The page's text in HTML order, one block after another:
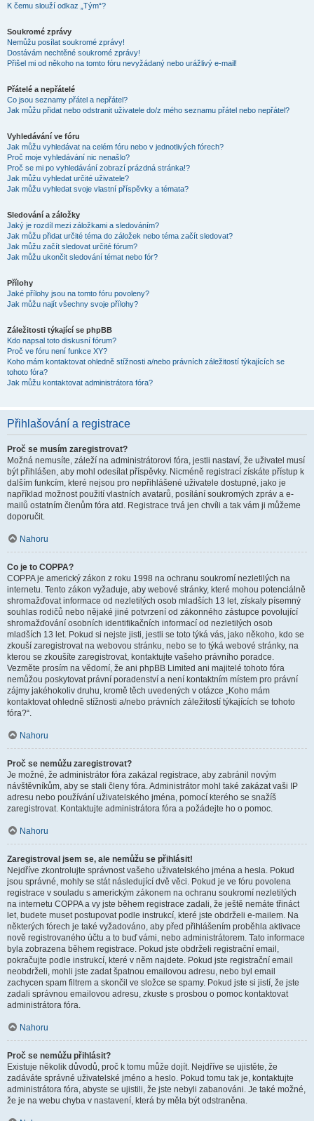
K čemu slouží odkaz „Tým“?
Soukromé zprávy
Nemůžu posílat soukromé zprávy!
Dostávám nechtěné soukromé zprávy!
Přišel mi od někoho na tomto fóru nevyžádaný nebo urážlivý e-mail!
Přátelé a nepřátelé
Co jsou seznamy přátel a nepřátel?
Jak můžu přidat nebo odstranit uživatele do/z mého seznamu přátel nebo nepřátel?
Vyhledávání ve fóru
Jak můžu vyhledávat na celém fóru nebo v jednotlivých fórech?
Proč moje vyhledávání nic nenašlo?
Proč se mi po vyhledávání zobrazí prázdná stránka!?
Jak můžu vyhledat určité uživatele?
Jak můžu vyhledat svoje vlastní příspěvky a témata?
Sledování a záložky
Jaký je rozdíl mezi záložkami a sledováním?
Jak můžu přidat určité téma do záložek nebo téma začít sledovat?
Jak můžu začít sledovat určité fórum?
Jak můžu ukončit sledování témat nebo fór?
Přílohy
Jaké přílohy jsou na tomto fóru povoleny?
Jak můžu najít všechny svoje přílohy?
Záležitosti týkající se phpBB
Kdo napsal toto diskusní fórum?
Proč ve fóru není funkce XY?
Koho mám kontaktovat ohledně stížnosti a/nebo právních záležitostí týkajících se
tohoto fóra?
Jak můžu kontaktovat administrátora fóra?
Přihlašování a registrace
Proč se musím zaregistrovat?
Možná nemusíte, záleží na administrátorovi fóra, jestli nastaví, že uživatel musí
být přihlášen, aby mohl odesílat příspěvky. Nicméně registrací získáte přístup k
dalším funkcím, které nejsou pro nepřihlášené uživatele dostupné, jako je
například možnost použití vlastních avatarů, posílání soukromých zpráv a e-
mailů ostatním členům fóra atd. Registrace trvá jen chvíli a tak vám ji můžeme
doporučit.
Nahoru
Co je to COPPA?
COPPA je americký zákon z roku 1998 na ochranu soukromí nezletilých na
internetu. Tento zákon vyžaduje, aby webové stránky, které mohou potenciálně
shromažďovat informace od nezletilých osob mladších 13 let, získaly písemný
souhlas rodičů nebo nějaké jiné potvrzení od zákonného zástupce povolující
shromažďování osobních identifikačních informací od nezletilých osob
mladších 13 let. Pokud si nejste jisti, jestli se toto týká vás, jako někoho, kdo se
zkouší zaregistrovat na webovou stránku, nebo se to týká webové stránky, na
kterou se zkoušíte zaregistrovat, kontaktujte vašeho právního poradce.
Vezměte prosím na vědomí, že ani phpBB Limited ani majitelé tohoto fóra
nemůžou poskytovat právní poradenství a není kontaktním místem pro právní
zájmy jakéhokoliv druhu, kromě těch uvedených v otázce „Koho mám
kontaktovat ohledně stížnosti a/nebo právních záležitostí týkajících se tohoto
fóra?“.
Nahoru
Proč se nemůžu zaregistrovat?
Je možné, že administrátor fóra zakázal registrace, aby zabránil novým
návštěvníkům, aby se stali členy fóra. Administrátor mohl také zakázat vaši IP
adresu nebo používání uživatelského jména, pomocí kterého se snažíš
zaregistrovat. Kontaktujte administrátora fóra a požádejte ho o pomoc.
Nahoru
Zaregistroval jsem se, ale nemůžu se přihlásit!
Nejdříve zkontrolujte správnost vašeho uživatelského jména a hesla. Pokud
jsou správné, mohly se stát následující dvě věci. Pokud je ve fóru povolena
registrace v souladu s americkým zákonem na ochranu soukromí nezletilých
na internetu COPPA a vy jste během registrace zadali, že ještě nemáte třináct
let, budete muset postupovat podle instrukcí, které jste obdrželi e-mailem. Na
některých fórech je také vyžadováno, aby před přihlášením proběhla aktivace
nově registrovaného účtu a to buď vámi, nebo administrátorem. Tato informace
byla zobrazena během registrace. Pokud jste obdrželi registrační email,
pokračujte podle instrukcí, které v něm najdete. Pokud jste registrační email
neobdrželi, mohli jste zadat špatnou emailovou adresu, nebo byl email
zachycen spam filtrem a skončil ve složce se spamy. Pokud jste si jistí, že jste
zadali správnou emailovou adresu, zkuste s prosbou o pomoc kontaktovat
administrátora fóra.
Nahoru
Proč se nemůžu přihlásit?
Existuje několik důvodů, proč k tomu může dojít. Nejdříve se ujistěte, že
zadáváte správné uživatelské jméno a heslo. Pokud tomu tak je, kontaktujte
administrátora fóra, abyste se ujistili, že jste nebyli zabanováni. Je také možné,
že je na webu chyba v nastavení, která by měla být odstraněna.